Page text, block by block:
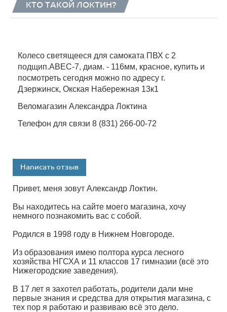
КТО ТАКОЙ ЛОКТИН?
Колесо светящееся для самоката ПВХ с 2
подщип.ABEC-7, диам. - 116мм, красное, купить и
посмотреть сегодня можно по адресу г.
Дзержинск, Окская Набережная 13к1
Веломагазин Александра Локтина
Телефон для связи 8 (831) 266-00-72
Написать отзыв
Привет, меня зовут Александр Локтин.
Вы находитесь на сайте моего магазина, хочу
немного познакомить вас с собой.
Родился в 1998 году в Нижнем Новгороде.
Из образования имею полтора курса лесного
хозяйства НГСХА и 11 классов 17 гимназии (всё это
Нижегородские заведения).
В 17 лет я захотел работать, родители дали мне
первые знания и средства для открытия магазина, с
тех пор я работаю и развиваю всё это дело.